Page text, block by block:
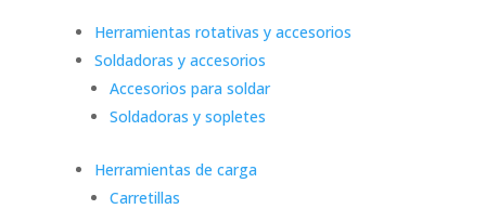
Herramientas rotativas y accesorios
Soldadoras y accesorios
Accesorios para soldar
Soldadoras y sopletes
Herramientas de carga
Carretillas